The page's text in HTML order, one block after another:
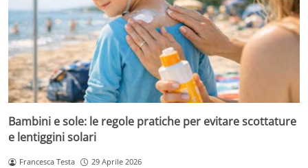
Bambini e sole: le regole pratiche per evitare scottature
e lentiggini solari
Francesca Testa 29 Aprile 2026